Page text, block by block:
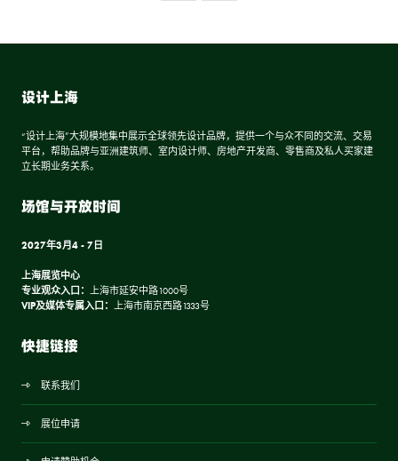
设计上海
“设计上海”大规模地集中展示全球领先设计品牌，提供一个与众不同的交流、交易
平台，帮助品牌与亚洲建筑师、室内设计师、房地产开发商、零售商及私人买家建
立长期业务关系。
场馆与开放时间
2027年3月4 - 7日
上海展览中心
专业观众入口： 上海市延安中路1000号
VIP及媒体专属入口： 上海市南京西路1333号
快捷链接
联系我们
展位申请